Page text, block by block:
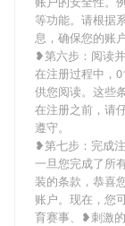
等功能。请根据
息，确保您的账
❥第六步：阅读
在注册过程中，
供您阅读。这些
在注册之前，请
遵守。
❥第七步：完成
一旦您完成了所
装的条款，恭喜
账户。现在，您
育赛事、❥刺激